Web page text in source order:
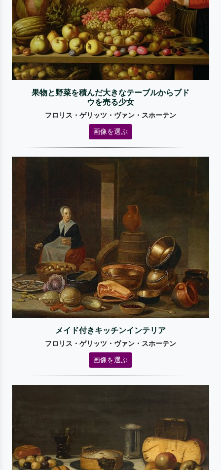
果物と野菜を積んだ大きなテーブルからブド
ウを売る少女
フロリス・ゲリッツ・ヴァン・スホーテン
画像を選ぶ
メイド付きキッチンインテリア
フロリス・ゲリッツ・ヴァン・スホーテン
画像を選ぶ